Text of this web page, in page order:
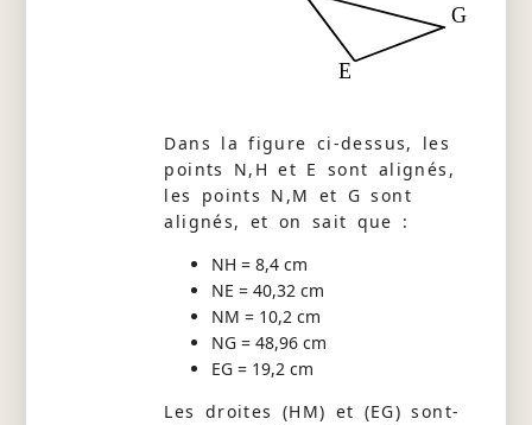
G
E
Dans la figure ci-dessus, les
points N,H et E sont alignés,
les points N,M et G sont
alignés, et on sait que :
NH = 8,4 cm
NE = 40,32 cm
NM = 10,2 cm
NG = 48,96 cm
EG = 19,2 cm
Les droites (HM) et (EG) sont-